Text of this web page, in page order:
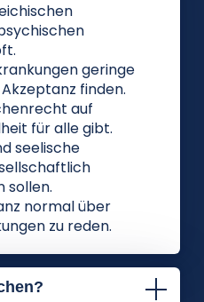
geringe
finden.
auf
für alle gibt.
seelische
sollen.
normal über
zu reden.